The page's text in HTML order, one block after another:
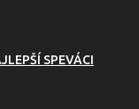
SPEVÁCI